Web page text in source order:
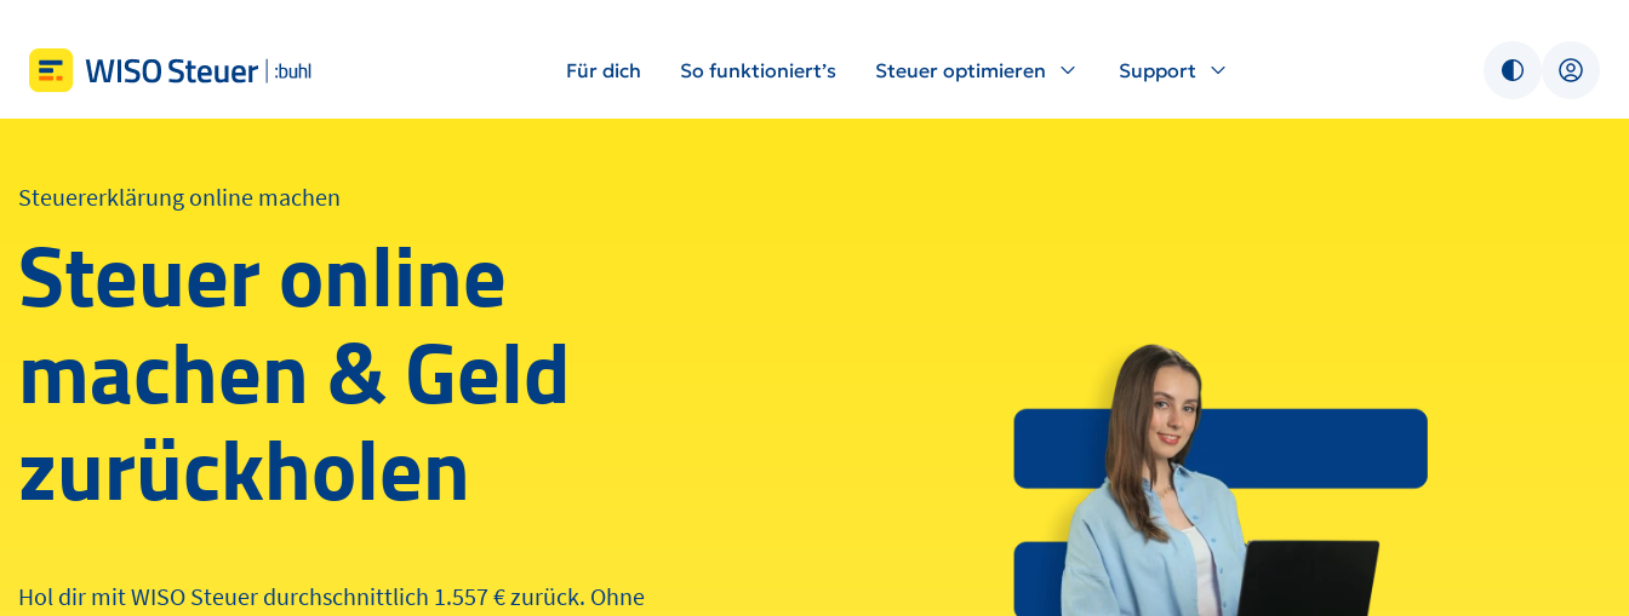
Für dich So funktioniert’s Steuer optimieren Support
Steuererklärung online machen
Steuer online
machen & Geld
zurückholen
Hol dir mit WISO Steuer durchschnittlich 1.557 € zurück. Ohne